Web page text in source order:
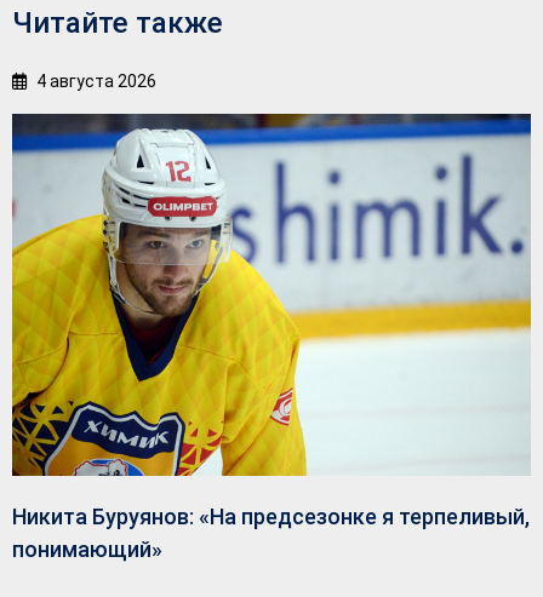
Читайте также
4 августа 2026
Никита Буруянов: «На предсезонке я терпеливый,
понимающий»